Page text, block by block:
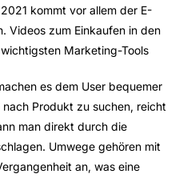
kommt vor allem der E-
Videos zum Einkaufen in den
Marketing-Tools
es dem User bequemer
Produkt zu suchen, reicht
man direkt durch die
Umwege gehören mit
an, was eine